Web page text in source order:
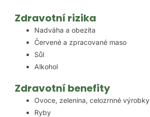
Zdravotní rizika
Nadváha a obezita
Červené a zpracované maso
Sůl
Alkohol
Zdravotní benefity
Ovoce, zelenina, celozrnné výrobky
Ryby